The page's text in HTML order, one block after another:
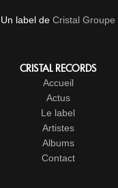
Un label de Cristal Groupe
CRISTAL RECORDS
Accueil
Actus
Le label
Artistes
Albums
Contact